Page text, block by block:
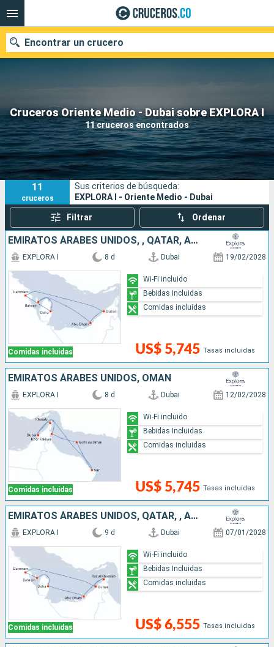
Cruceros Oriente Medio - Dubai sobre EXPLORA I
11 cruceros encontrados
Encontrar un crucero
Fecha de salida
Buscar
11
cruceros
Sus criterios de búsqueda:
EXPLORA I - Oriente Medio - Dubai
Filtrar Ordenar
EMIRATOS ÁRABES UNIDOS, , QATAR, ARABIA SAUDÍ
Comidas incluidas
EXPLORA I 8 d Dubai 19/02/2028
US$ 5,745 Tasas incluidas
Wi-Fi incluido
Bebidas Incluidas
Comidas incluidas
EMIRATOS ÁRABES UNIDOS, OMAN
Comidas incluidas
EXPLORA I 8 d Dubai 12/02/2028
US$ 5,745 Tasas incluidas
Wi-Fi incluido
Bebidas Incluidas
Comidas incluidas
EMIRATOS ÁRABES UNIDOS, QATAR, , ARABIA SAUDÍ
Comidas incluidas
EXPLORA I 9 d Dubai 07/01/2028
US$ 6,555 Tasas incluidas
Wi-Fi incluido
Bebidas Incluidas
Comidas incluidas